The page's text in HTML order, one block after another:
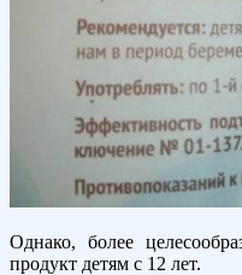
Однако, более
продукт детям с 12 лет.